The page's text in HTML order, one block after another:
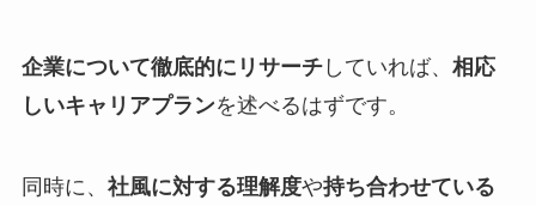
企業について徹底的にリサーチしていれば、 相応
しいキャリアプランを述べるはずです。
同時に、 社風に対する理解度や持ち合わせている